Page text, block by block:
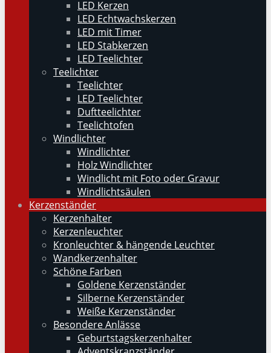
LED Kerzen
LED Echtwachskerzen
LED mit Timer
LED Stabkerzen
LED Teelichter
Teelichter
Teelichter
LED Teelichter
Duftteelichter
Teelichtofen
Windlichter
Windlichter
Holz Windlichter
Windlicht mit Foto oder Gravur
Windlichtsäulen
Kerzenständer
Kerzenhalter
Kerzenleuchter
Kronleuchter & hängende Leuchter
Wandkerzenhalter
Schöne Farben
Goldene Kerzenständer
Silberne Kerzenständer
Weiße Kerzenständer
Besondere Anlässe
Geburtstagskerzenhalter